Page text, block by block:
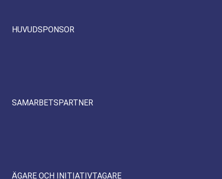
HUVUDSPONSOR
SAMARBETSPARTNER
ÄGARE OCH INITIATIVTAGARE